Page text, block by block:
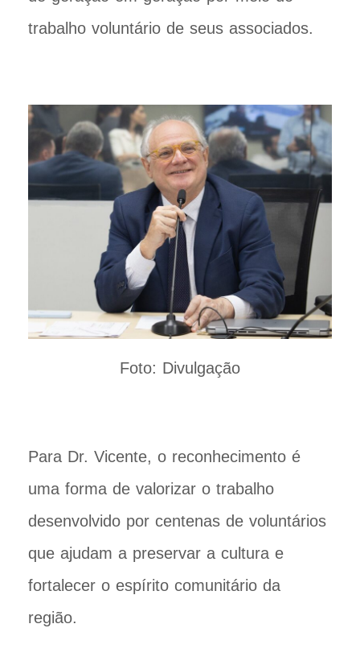
trabalho voluntário de seus associados.
Foto: Divulgação
Para Dr. Vicente, o reconhecimento é
uma forma de valorizar o trabalho
desenvolvido por centenas de voluntários
que ajudam a preservar a cultura e
fortalecer o espírito comunitário da
região.